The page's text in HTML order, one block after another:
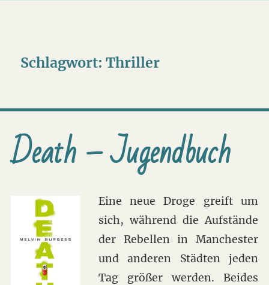
Schlagwort:Thriller
Death – Jugendbuch
Eine neue Droge greift um
sich, während die Aufstände
der Rebellen in Manchester
und anderen Städten jeden
Tag größer werden. Beides